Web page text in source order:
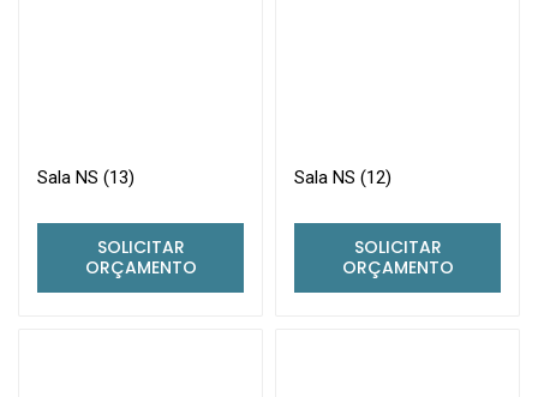
Sala NS (13)
SOLICITAR
ORÇAMENTO
Sala NS (12)
SOLICITAR
ORÇAMENTO